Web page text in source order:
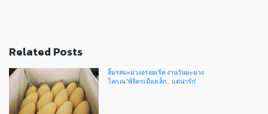
Related Posts
ลิ้มรสมะม่วงอร่อยเริ่ด งานวันมะม่วง
โลก ณ 'พิจิตรเมืองเล็ก...แต่น่ารัก'